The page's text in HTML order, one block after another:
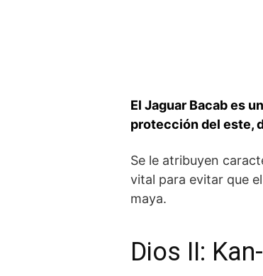
El ‍Jaguar Bacab es
protección del este,
Se le⁢ atribuyen
vital ​para evitar que
maya.
Dios II:⁤